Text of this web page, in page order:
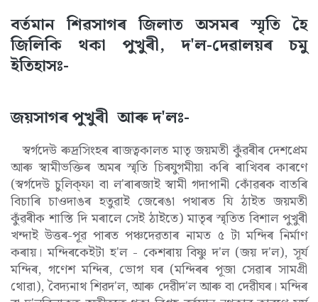
বৰ্তমান শিৱসাগৰ জিলাত অসমৰ স্মৃতি হৈ
জিলিকি থকা পুখুৰী, দ'ল-দেৱালয়ৰ চমু
ইতিহাসঃ-
জয়সাগৰ পুখুৰী আৰু দ'লঃ-
স্বৰ্গদেউ ৰুদ্ৰসিংহৰ ৰাজত্বকালত মাতৃ জয়মতী কুঁৱৰীৰ দেশপ্ৰেম
আৰু স্বামীভক্তিৰ অমৰ স্মৃতি চিৰযুগমীয়া কৰি ৰাখিবৰ কাৰণে
(স্বৰ্গদেউ চুলিক্ফা বা ল'ৰাৰজাই স্বামী গদাপানী কোঁৱৰক বাতৰি
বিচাৰি চাওদাঙৰ হতুৱাই জেৰেঙা পথাৰত যি ঠাইত জয়মতী
কুঁৱৰীক শাস্তি দি মৰালে সেই ঠাইতে) মাতৃৰ স্মৃতিত বিশাল পুখুৰী
খন্দাই উত্তৰ-পূৱ পাৰত পঞ্চদেৱতাৰ নামত ৫ টা মন্দিৰ নিৰ্মাণ
কৰায়। মন্দিৰকেইটা হ'ল - কেশৰায় বিষ্ণু দ'ল (জয় দ'ল), সূৰ্য
মন্দিৰ, গণেশ মন্দিৰ, ভোগ ঘৰ (মন্দিৰৰ পূজা সেৱাৰ সামগ্ৰী
থোৱা), বৈদ্যনাথ শিৱদ'ল, আৰু দেৱীদ'ল আৰু বা দেৱীঘৰ। মন্দিৰ